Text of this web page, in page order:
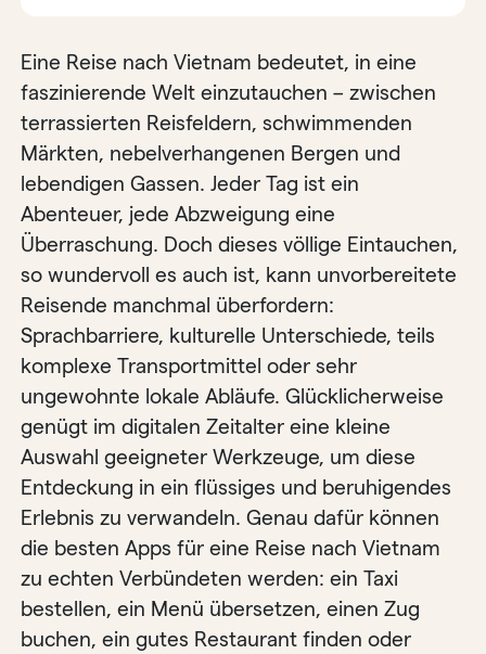
Eine Reise nach Vietnam bedeutet, in eine
faszinierende Welt einzutauchen – zwischen
terrassierten Reisfeldern, schwimmenden
Märkten, nebelverhangenen Bergen und
lebendigen Gassen. Jeder Tag ist ein
Abenteuer, jede Abzweigung eine
Überraschung. Doch dieses völlige Eintauchen,
so wundervoll es auch ist, kann unvorbereitete
Reisende manchmal überfordern:
Sprachbarriere, kulturelle Unterschiede, teils
komplexe Transportmittel oder sehr
ungewohnte lokale Abläufe. Glücklicherweise
genügt im digitalen Zeitalter eine kleine
Auswahl geeigneter Werkzeuge, um diese
Entdeckung in ein flüssiges und beruhigendes
Erlebnis zu verwandeln. Genau dafür können
die besten Apps für eine Reise nach Vietnam
zu echten Verbündeten werden: ein Taxi
bestellen, ein Menü übersetzen, einen Zug
buchen, ein gutes Restaurant finden oder